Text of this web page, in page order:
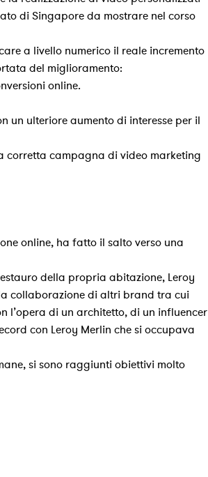
di Singapore da mostrare nel corso
a livello numerico il reale incremento
del miglioramento:
online.
un ulteriore aumento di interesse per il
corretta campagna di video marketing
online, ha fatto il salto verso una
della propria abitazione, Leroy
collaborazione di altri brand tra cui
l’opera di un architetto, di un influencer
con Leroy Merlin che si occupava
si sono raggiunti obiettivi molto